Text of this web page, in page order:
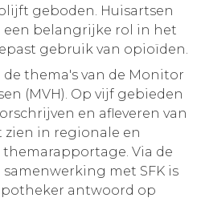
geboden. Huisartsen
een belangrijke rol in het
gebruik van opioïden.
thema's van de Monitor
(MVH). Op vijf gebieden
en afleveren van
zien in regionale en
Via de
met SFK is
antwoord op